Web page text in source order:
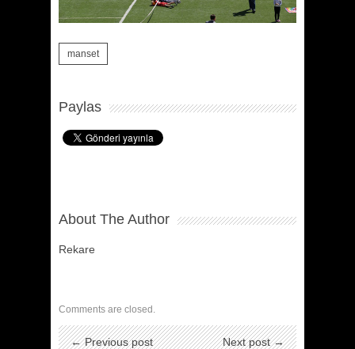
manset
Paylas
About The Author
Rekare
Comments are closed.
← Previous post Next post →